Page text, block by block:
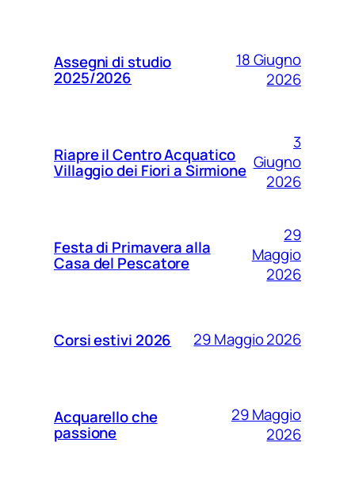
Assegni di studio
2025/2026
18 Giugno
2026
Riapre il Centro Acquatico
Villaggio dei Fiori a Sirmione
3
Giugno
2026
Festa di Primavera alla
Casa del Pescatore
29
Maggio
2026
Corsi estivi 2026 29 Maggio 2026
Acquarello che
passione
29 Maggio
2026